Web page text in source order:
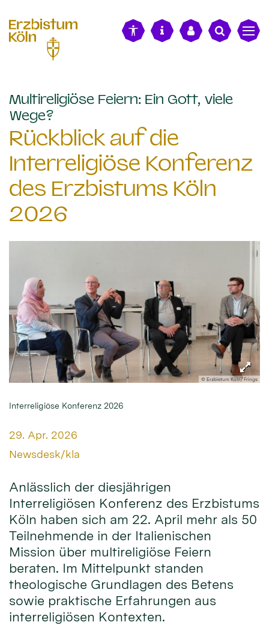
Multireligiöse Feiern: Ein Gott, viele
Wege?
Rückblick auf die
Interreligiöse Konferenz
des Erzbistums Köln
2026
© Erzbistum Köln/ Frings
Interreligiöse Konferenz 2026
Datum:
29. Apr. 2026
Von:
Newsdesk/kla
Anlässlich der diesjährigen
Interreligiösen Konferenz des Erzbistums
Köln haben sich am 22. April mehr als 50
Teilnehmende in der Italienischen
Mission über multireligiöse Feiern
beraten. Im Mittelpunkt standen
theologische Grundlagen des Betens
sowie praktische Erfahrungen aus
interreligiösen Kontexten.